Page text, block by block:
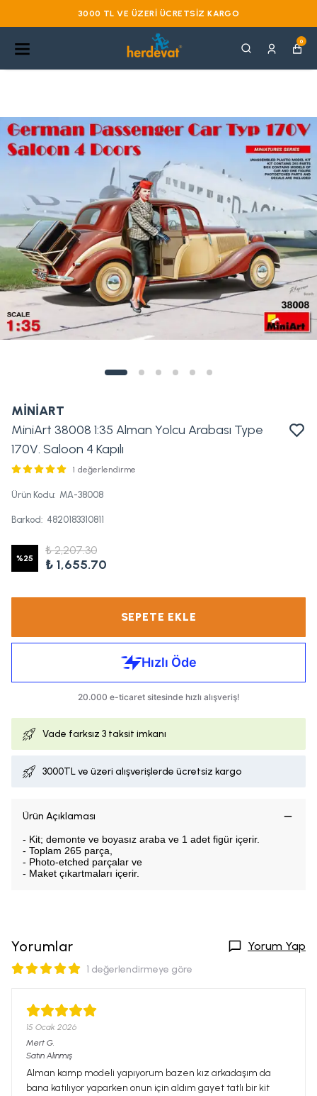
3000 TL VE ÜZERI ÜCRETSIZ KARGO
0
MİNİART
MiniArt 38008 1:35 Alman Yolcu Arabası Type
170V. Saloon 4 Kapılı
1 değerlendirme
Ürün Kodu: MA-38008
Barkod: 4820183310811
%25
₺ 2,207.30
₺ 1,655.70
SEPETE EKLE
Vade farksız 3 taksit imkanı
3000TL ve üzeri alışverişlerde ücretsiz kargo
Ürün Açıklaması
- Kit; demonte ve boyasız araba ve 1 adet figür içerir.
- Toplam 265 parça,
- Photo-etched parçalar ve
- Maket çıkartmaları içerir.
Yorumlar Yorum Yap
1 değerlendirmeye göre
15 Ocak 2026
Mert G.
Satın Alınmış
Alman kamp modeli yapıyorum bazen kız arkadaşım da
bana katılıyor yaparken onun için aldım gayet tatlı bir kit